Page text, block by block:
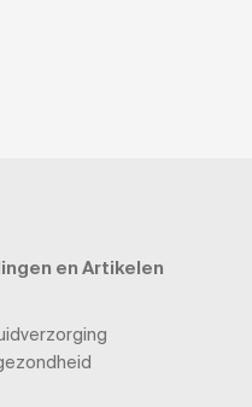
en Artikelen